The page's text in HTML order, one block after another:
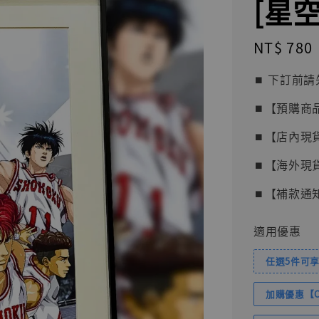
[星
Regular
price
NT$ 780
⏹︎ 下訂前請
⏹︎【預購商
⏹︎【店內現
⏹︎【海外現
⏹︎【補款通
適用優惠
任選5件可
加購優惠